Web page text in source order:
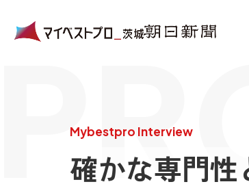
Mybestpro Interview
確かな専門